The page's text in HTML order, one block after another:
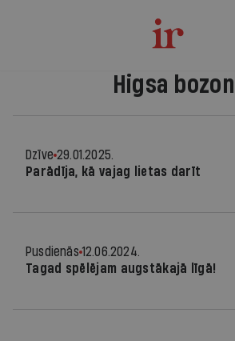
Higsa
Dzīve 29.01.2025.
Parādīja, kā vajag lietas darīt
Pusdienās 12.06.2024.
Tagad spēlējam augstākajā līgā!